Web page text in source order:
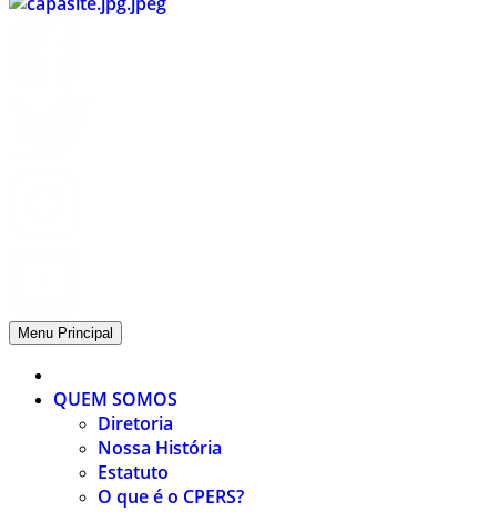
CPERS – Sindicato
CPERS – Sindicato dos Professores e Funcionários de escola do
Menu Principal
QUEM SOMOS
Diretoria
Nossa História
Estatuto
O que é o CPERS?